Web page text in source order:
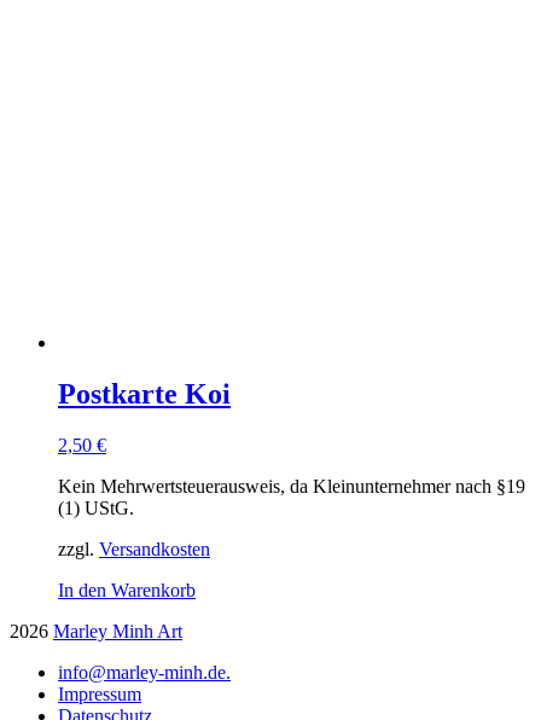
Postkarte Koi
2,50 €
Kein Mehrwertsteuerausweis, da Kleinunternehmer nach §19
(1) UStG.
zzgl. Versandkosten
In den Warenkorb
2026 Marley Minh Art
info@marley-minh.de.
Impressum
Datenschutz